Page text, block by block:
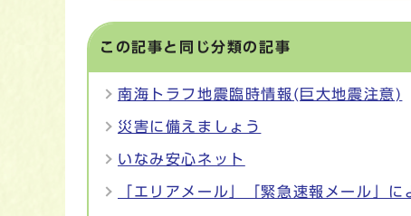
この記事と同じ分類の記事
南海トラフ地震臨時情報(巨大地震注意)
災害に備えましょう
いなみ安心ネット
「エリアメール」「緊急速報メール」